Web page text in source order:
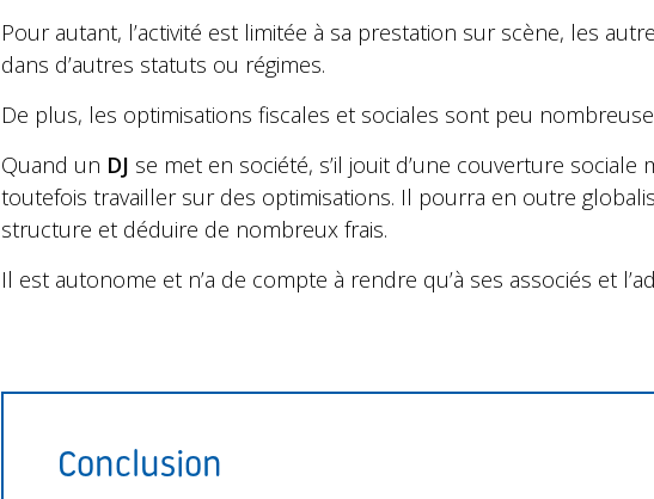
Pour autant, l’activité est limitée à sa prestation sur scène, les
dans d’autres statuts ou régimes.
De plus, les optimisations fiscales et sociales sont peu
Quand un DJ se met en société, s’il jouit d’une couverture
toutefois travailler sur des optimisations. Il pourra en outre
structure et déduire de nombreux frais.
Il est autonome et n’a de compte à rendre qu’à ses associés et
Conclusion